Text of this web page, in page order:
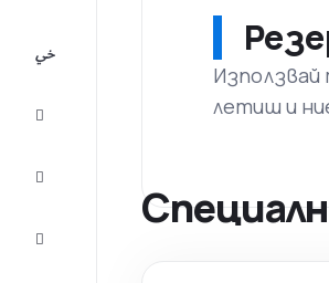
Използвай
летиш и